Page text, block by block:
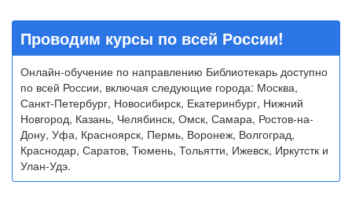
Проводим курсы по всей России!
Онлайн-обучение по направлению Библиотекарь доступно
по всей России, включая следующие города: Москва,
Санкт-Петербург, Новосибирск, Екатеринбург, Нижний
Новгород, Казань, Челябинск, Омск, Самара, Ростов-на-
Дону, Уфа, Красноярск, Пермь, Воронеж, Волгоград,
Краснодар, Саратов, Тюмень, Тольятти, Ижевск, Иркутстк и
Улан-Удэ.